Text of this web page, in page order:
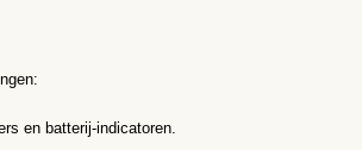
en batterij-indicatoren.